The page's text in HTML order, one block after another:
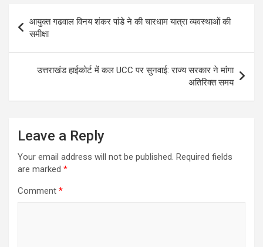
navigation
आयुक्त गढवाल विनय शंकर पांडे ने की चारधाम यात्रा व्यवस्थाओं की
समीक्षा
उत्तराखंड हाईकोर्ट में कल UCC पर सुनवाई: राज्य सरकार ने मांगा
अतिरिक्त समय
Leave a Reply
Your email address will not be published. Required fields
are marked *
Comment *